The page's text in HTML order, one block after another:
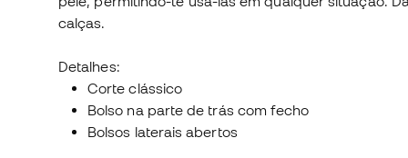
calças.
Detalhes:
Corte clássico
Bolso na parte de trás com fecho
Bolsos laterais abertos